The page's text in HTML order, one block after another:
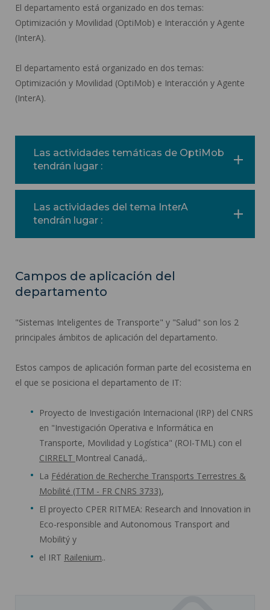
El departamento está organizado en dos temas:
Optimización y Movilidad (OptiMob) e Interacción y Agente
(InterA).
El departamento está organizado en dos temas:
Optimización y Movilidad (OptiMob) e Interacción y Agente
(InterA).
Las actividades temáticas de OptiMob
tendrán lugar :
Las actividades del tema InterA
tendrán lugar :
Campos de aplicación del
departamento
"Sistemas Inteligentes de Transporte" y "Salud" son los 2
principales ámbitos de aplicación del departamento.
Estos campos de aplicación forman parte del ecosistema en
el que se posiciona el departamento de IT:
Proyecto de Investigación Internacional (IRP) del CNRS
en "Investigación Operativa e Informática en
Transporte, Movilidad y Logística" (ROI-TML) con el
CIRRELT Montreal Canadá,.
La Fédération de Recherche Transports Terrestres &
Mobilité (TTM - FR CNRS 3733),
El proyecto CPER RITMEA: Research and Innovation in
Eco-responsible and Autonomous Transport and
Mobilitý y
el IRT Railenium..